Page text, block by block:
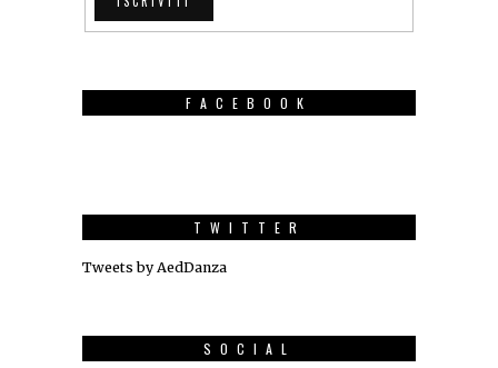
FACEBOOK
TWITTER
Tweets by AedDanza
SOCIAL